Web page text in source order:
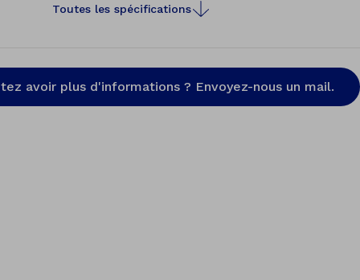
Toutes les spécifications
avoir plus d'informations ? Envoyez-nous un mail.